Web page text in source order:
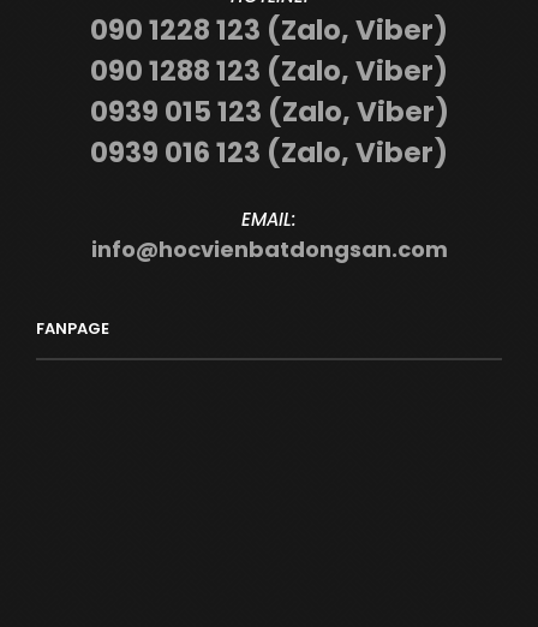
090 1228 123 (Zalo, Viber)
090 1288 123 (Zalo, Viber)
0939 015 123 (Zalo, Viber)
0939 016 123 (Zalo, Viber)
EMAIL:
info@hocvienbatdongsan.com
FANPAGE